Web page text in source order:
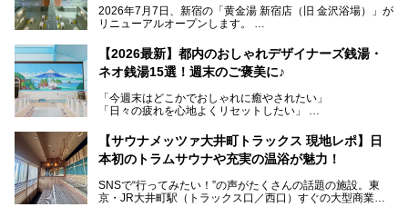
2026年7月7日、新宿の「黄金湯 新宿店（旧 金沢浴場）」が
リニューアルオープンします。
レトロでノスタルジックなタイル絵はそのまま、昔からここ
を知る地元の人にも、新しく足を運んでくれる人にも愛され
る、今の時代の"銭湯"として生まれ変わりました。洞窟のよ
ビアバーなど、新しく登場したスポットも併せて紹介しま
す。充実した設備があるのに、基本の入浴料が銭湯価格の5
【2026最新】都内のおしゃれデザイナーズ銭湯・
ネオ銭湯15選！週末のご褒美に♪
「今週末はどこかでおしゃれに癒やされたい」
「日々の疲れを心地よくリセットしたい」
となっている新しいスタイルの銭湯です。
最近、SNSやメディアで「デザイナーズ銭湯」や「ネオ銭
本記事では、そもそもこれらがどんな銭湯なのか、その気に
【サウナメッツァ大井町トラックス 現地レポ】日
本初のトラムサウナや充実の温浴が魅力！
SNSで“行ってみたい！”の声がたくさんの話題の施設。東
京・JR大井町駅（トラックス口／西口）すぐの大型商業施